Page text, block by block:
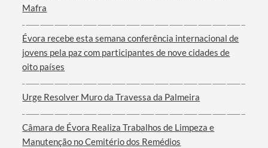
Mafra
Évora recebe esta semana conferência internacional de
jovens pela paz com participantes de nove cidades de
oito países
Urge Resolver Muro da Travessa da Palmeira
Câmara de Évora Realiza Trabalhos de Limpeza e
Manutenção no Cemitério dos Remédios